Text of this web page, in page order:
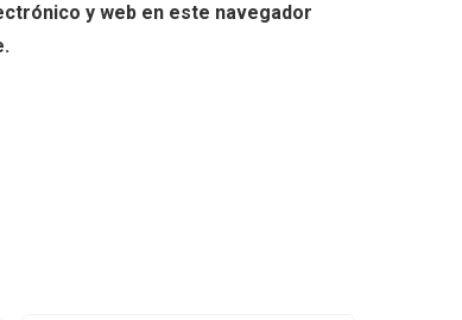
y web en este navegador